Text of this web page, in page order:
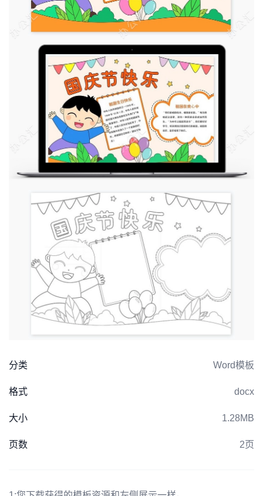
分类 Word模板
格式 docx
大小 1.28MB
页数 2页